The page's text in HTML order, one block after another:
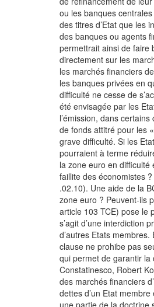
ou les banques
des titres d’Etat que les
des banques ou agents
permettrait ainsi de faire
directement sur les
les marchés financiers
les banques privées en
difficulté ne cesse de
été envisagée par les
l’émission, dans
de fonds attitré pour les
grave difficulté. Si les
pourraient à terme
la zone euro en difficulté
faillite des économistes
.02.10). Une aide de la
zone euro ? Peuvent-ils
article 103 TCE) pose le
s’agit d’une interdiction
d’autres Etats
clause ne prohibe pas
qui permet de garantir la
Constatinesco, Robert
des marchés financiers
dettes d’un Etat
une partie de la doctrine